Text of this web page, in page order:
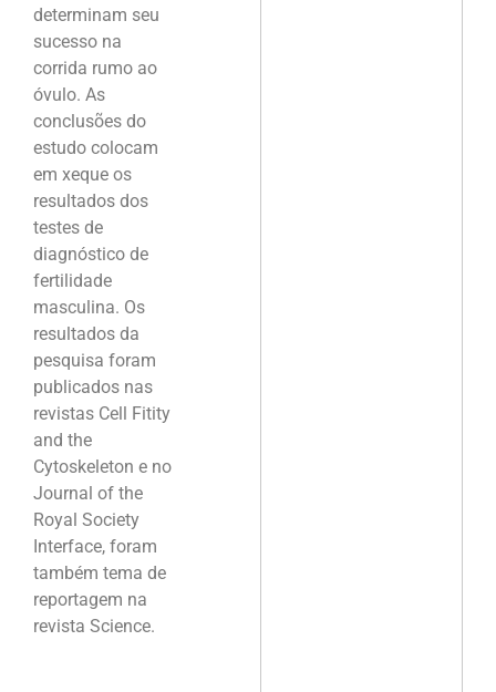
determinam seu
sucesso na
corrida rumo ao
óvulo. As
conclusões do
estudo colocam
em xeque os
resultados dos
testes de
diagnóstico de
fertilidade
masculina. Os
resultados da
pesquisa foram
publicados nas
revistas Cell Fitity
and the
Cytoskeleton e no
Journal of the
Royal Society
Interface, foram
também tema de
reportagem na
revista Science.